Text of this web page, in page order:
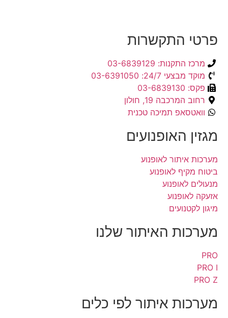
פרטי התקשרות
מרכז התקנות: 03-6839129
מוקד מבצעי 24/7: 03-6391050
פקס: 03-6839130
רחוב המרכבה 19, חולון
וואטסאפ תמיכה טכנית
מגזין האופנועים
מערכות איתור לאופנוע
ביטוח מקיף לאופנוע
מנעולים לאופנוע
אזעקה לאופנוע
מיגון לקטנועים
מערכות האיתור שלנו
PRO
PRO I
PRO Z
מערכות איתור לפי כלים